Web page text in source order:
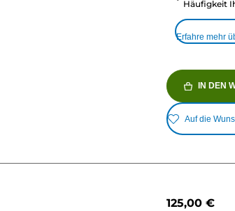
Häufigkeit
Erfahre mehr
IN DEN
Auf die
125,00 €